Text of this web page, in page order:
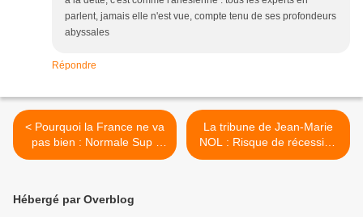
parlent, jamais elle n'est vue, compte tenu de ses profondeurs
abyssales
Répondre
< Pourquoi la France ne va
pas bien : Normale Sup :
l’Association des élèves
« cisgenres »
La tribune de Jean-Marie
NOL : Risque de récession
économique en France :
Hébergé par Overblog